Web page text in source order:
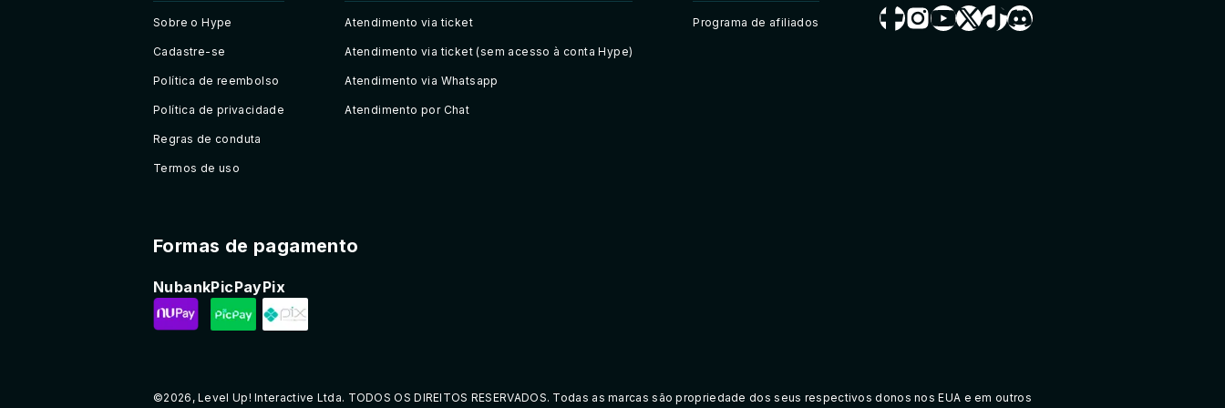
Sobre o Hype
Cadastre-se
Política de reembolso
Política de privacidade
Regras de conduta
Termos de uso
Atendimento via ticket
Atendimento via ticket (sem acesso à conta Hype)
Atendimento via Whatsapp
Atendimento por Chat
Programa de afiliados
Formas de pagamento
NubankPicPayPix
©2026, Level Up! Interactive Ltda. TODOS OS DIREITOS RESERVADOS. Todas as marcas são propriedade dos seus respectivos donos nos EUA e em outros